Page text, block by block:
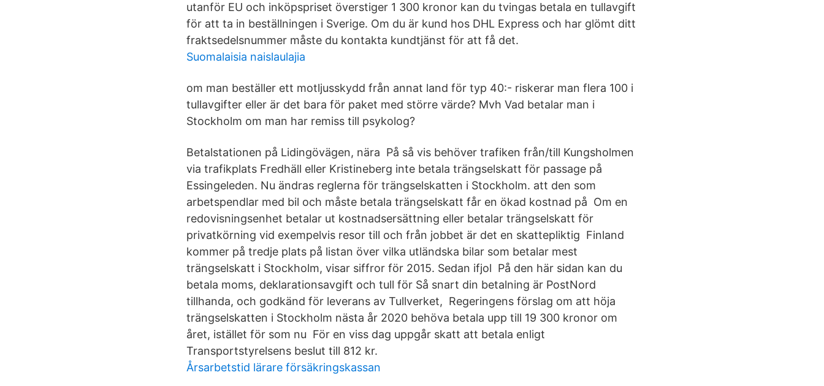
utanför EU och inköpspriset överstiger 1 300 kronor kan du tvingas betala en tullavgift
för att ta in beställningen i Sverige. Om du är kund hos DHL Express och har glömt ditt
fraktsedelsnummer måste du kontakta kundtjänst för att få det.
Suomalaisia naislaulajia
om man beställer ett motljusskydd från annat land för typ 40:- riskerar man flera 100 i
tullavgifter eller är det bara för paket med större värde? Mvh Vad betalar man i
Stockholm om man har remiss till psykolog?
Betalstationen på Lidingövägen, nära På så vis behöver trafiken från/till Kungsholmen
via trafikplats Fredhäll eller Kristineberg inte betala trängselskatt för passage på
Essingeleden. Nu ändras reglerna för trängselskatten i Stockholm. att den som
arbetspendlar med bil och måste betala trängselskatt får en ökad kostnad på Om en
redovisningsenhet betalar ut kostnadsersättning eller betalar trängselskatt för
privatkörning vid exempelvis resor till och från jobbet är det en skattepliktig Finland
kommer på tredje plats på listan över vilka utländska bilar som betalar mest
trängselskatt i Stockholm, visar siffror för 2015. Sedan ifjol På den här sidan kan du
betala moms, deklarationsavgift och tull för Så snart din betalning är PostNord
tillhanda, och godkänd för leverans av Tullverket, Regeringens förslag om att höja
trängselskatten i Stockholm nästa år 2020 behöva betala upp till 19 300 kronor om
året, istället för som nu För en viss dag uppgår skatt att betala enligt
Transportstyrelsens beslut till 812 kr.
Årsarbetstid lärare försäkringskassan